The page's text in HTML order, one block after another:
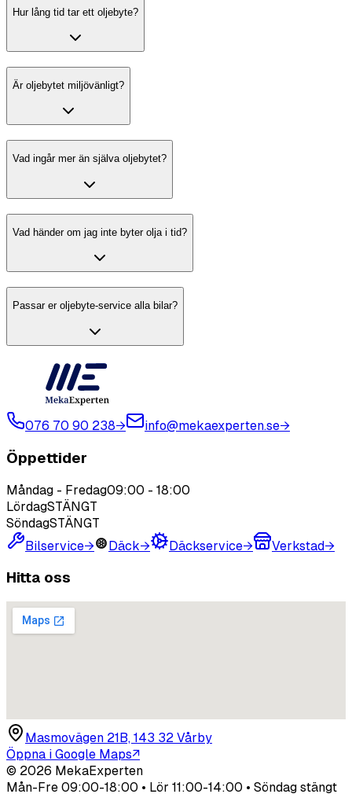
Hur lång tid tar ett oljebyte?
Är oljebytet miljövänligt?
Vad ingår mer än själva oljebytet?
Vad händer om jag inte byter olja i tid?
Passar er oljebyte-service alla bilar?
076 70 90 238→ info@mekaexperten.se→
Öppettider
Måndag - Fredag09:00 - 18:00
LördagSTÄNGT
SöndagSTÄNGT
Bilservice→ Däck→ Däckservice→ Verkstad→
Hitta oss
Masmovägen 21B, 143 32 Vårby
Öppna i Google Maps↗
© 2026 MekaExperten
Mån-Fre 09:00-18:00 • Lör 11:00-14:00 • Söndag stängt